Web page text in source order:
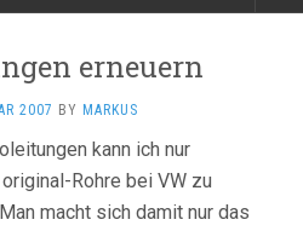
erneuern
2007 BY MARKUS
kann ich nur
Rohre bei VW zu
macht sich damit nur das